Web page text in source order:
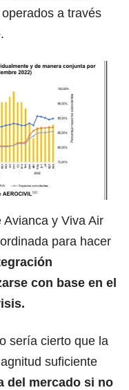
a través
y Viva Air
para hacer
con base en el
sería cierto que la
suficiente
del mercado si no